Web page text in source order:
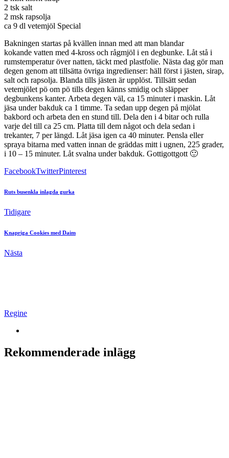
2 tsk salt
2 msk rapsolja
ca 9 dl vetemjöl Special
Bakningen startas på kvällen innan med att man blandar
kokande vatten med 4-kross och rågmjöl i en degbunke. Låt stå i
rumstemperatur över natten, täckt med plastfolie. Nästa dag gör man
degen genom att tillsätta övriga ingredienser: häll först i jästen, sirap,
salt och rapsolja. Blanda tills jästen är upplöst. Tillsätt sedan
vetemjölet pö om pö tills degen känns smidig och släpper
degbunkens kanter. Arbeta degen väl, ca 15 minuter i maskin. Låt
jäsa under bakduk ca 1 timme. Ta sedan upp degen på mjölat
bakbord och arbeta den en stund till. Dela den i 4 bitar och rulla
varje del till ca 25 cm. Platta till dem något och dela sedan i
trekanter, 7 per längd. Låt jäsa igen ca 40 minuter. Pensla eller
spraya bitarna med vatten innan de gräddas mitt i ugnen, 225 grader,
i 10 – 15 minuter. Låt svalna under bakduk. Gottigottgott 🙂
FacebookTwitterPinterest
Ruts busenkla inlagda gurka
Tidigare
Knapriga Cookies med Daim
Nästa
Regine
Rekommenderade inlägg